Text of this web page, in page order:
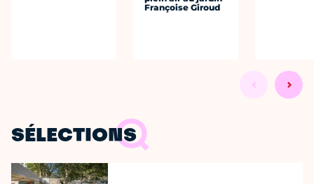
Françoise Giroud
SÉLECTIONS